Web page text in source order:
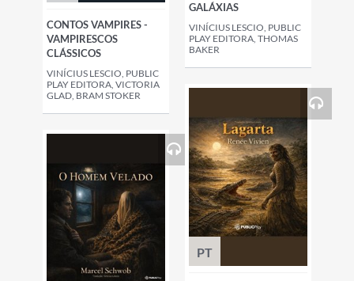
CONTOS VAMPIRES -
VAMPIRESCOS
CLÁSSICOS
VINÍCIUS LESCIO, PUBLIC
PLAY EDITORA, VICTORIA
GLAD, BRAM STOKER
GALÁXIAS
VINÍCIUS LESCIO, PUBLIC
PLAY EDITORA, THOMAS
BAKER
PT